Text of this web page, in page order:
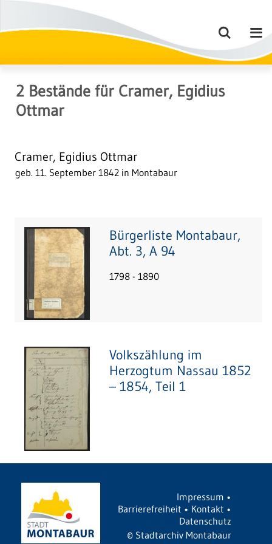
2 Bestände für Cramer, Egidius
Ottmar
Cramer, Egidius Ottmar
geb. 11. September 1842 in Montabaur
Bürgerliste Montabaur,
Abt. 3, A 94
1798 - 1890
Volkszählung im
Herzogtum Nassau 1852
– 1854, Teil 1
Impressum •
Barrierefreiheit • Kontakt •
Datenschutz
© Stadtarchiv Montabaur